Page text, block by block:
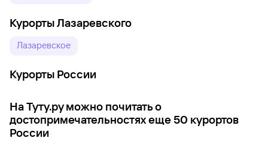
Курорты Лазаревского
Лазаревское
Курорты России
На Туту.ру можно почитать о
достопримечательностях еще 50 курортов
России